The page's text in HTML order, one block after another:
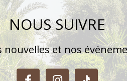
NOUS SUIVRE
et nos